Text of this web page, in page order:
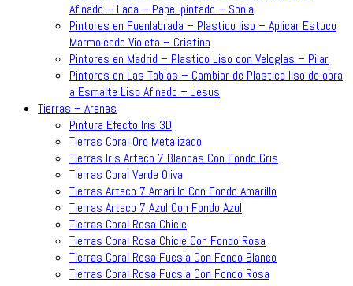
Afinado – Laca – Papel pintado – Sonia
Pintores en Fuenlabrada – Plastico liso – Aplicar Estuco
Marmoleado Violeta – Cristina
Pintores en Madrid – Plastico Liso con Veloglas – Pilar
Pintores en Las Tablas – Cambiar de Plastico liso de obra
a Esmalte Liso Afinado – Jesus
Tierras – Arenas
Pintura Efecto Iris 3D
Tierras Coral Oro Metalizado
Tierras Iris Arteco 7 Blancas Con Fondo Gris
Tierras Coral Verde Oliva
Tierras Arteco 7 Amarillo Con Fondo Amarillo
Tierras Arteco 7 Azul Con Fondo Azul
Tierras Coral Rosa Chicle
Tierras Coral Rosa Chicle Con Fondo Rosa
Tierras Coral Rosa Fucsia Con Fondo Blanco
Tierras Coral Rosa Fucsia Con Fondo Rosa